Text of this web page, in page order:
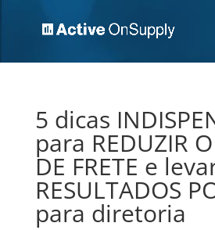
5 dicas
para REDUZIR
DE FRETE e
RESULTADOS
para diretoria